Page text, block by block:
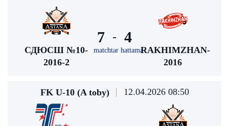
СДЮСШ №10-
2016-2
7 -
matchtar hattama
4
RAKHIMZHAN-
2016
FK U-10 (A toby) 12.04.2026 08:50